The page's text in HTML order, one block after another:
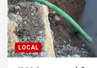
LOCAL